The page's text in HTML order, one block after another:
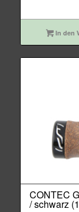
In den
CONTEC
/ schwarz